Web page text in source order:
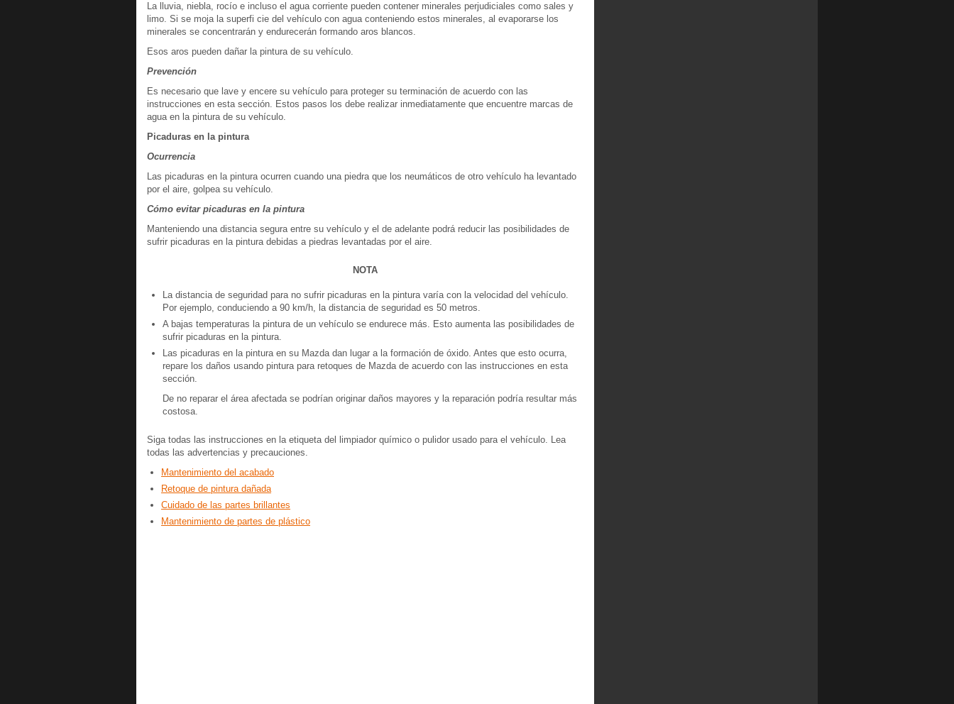
La lluvia, niebla, rocío e incluso el agua corriente pueden contener minerales perjudiciales como sales y
limo. Si se moja la superfi cie del vehículo con agua conteniendo estos minerales, al evaporarse los
minerales se concentrarán y endurecerán formando aros blancos.
Esos aros pueden dañar la pintura de su vehículo.
Prevención
Es necesario que lave y encere su vehículo para proteger su terminación de acuerdo con las
instrucciones en esta sección. Estos pasos los debe realizar inmediatamente que encuentre marcas de
agua en la pintura de su vehículo.
Picaduras en la pintura
Ocurrencia
Las picaduras en la pintura ocurren cuando una piedra que los neumáticos de otro vehículo ha levantado
por el aire, golpea su vehículo.
Cómo evitar picaduras en la pintura
Manteniendo una distancia segura entre su vehículo y el de adelante podrá reducir las posibilidades de
sufrir picaduras en la pintura debidas a piedras levantadas por el aire.
NOTA
La distancia de seguridad para no sufrir picaduras en la pintura varía con la velocidad del vehículo.
Por ejemplo, conduciendo a 90 km/h, la distancia de seguridad es 50 metros.
A bajas temperaturas la pintura de un vehículo se endurece más. Esto aumenta las posibilidades de
sufrir picaduras en la pintura.
Las picaduras en la pintura en su Mazda dan lugar a la formación de óxido. Antes que esto ocurra,
repare los daños usando pintura para retoques de Mazda de acuerdo con las instrucciones en esta
sección.
De no reparar el área afectada se podrían originar daños mayores y la reparación podría resultar más
costosa.
Siga todas las instrucciones en la etiqueta del limpiador químico o pulidor usado para el vehículo. Lea
todas las advertencias y precauciones.
Mantenimiento del acabado
Retoque de pintura dañada
Cuidado de las partes brillantes
Mantenimiento de partes de plástico